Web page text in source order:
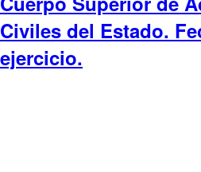
Civiles del Estado.
ejercicio.